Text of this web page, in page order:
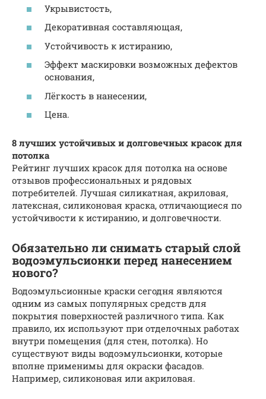
Укрывистость,
Декоративная составляющая,
Устойчивость к истиранию,
Эффект маскировки возможных дефектов
основания,
Лёгкость в нанесении,
Цена.
8 лучших устойчивых и долговечных красок для
потолка
Рейтинг лучших красок для потолка на основе
отзывов профессиональных и рядовых
потребителей. Лучшая силикатная, акриловая,
латексная, силиконовая краска, отличающиеся по
устойчивости к истиранию, и долговечности.
Обязательно ли снимать старый слой
водоэмульсионки перед нанесением
нового?
Водоэмульсионные краски сегодня являются
одним из самых популярных средств для
покрытия поверхностей различного типа. Как
правило, их используют при отделочных работах
внутри помещения (для стен, потолка). Но
существуют виды водоэмульсионки, которые
вполне применимы для окраски фасадов.
Например, силиконовая или акриловая.